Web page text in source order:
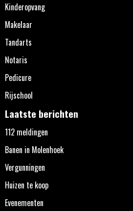
Kinderopvang
Makelaar
Tandarts
Notaris
Pedicure
Rijschool
Laatste berichten
112 meldingen
Banen in Molenhoek
Vergunningen
Huizen te koop
Evenementen